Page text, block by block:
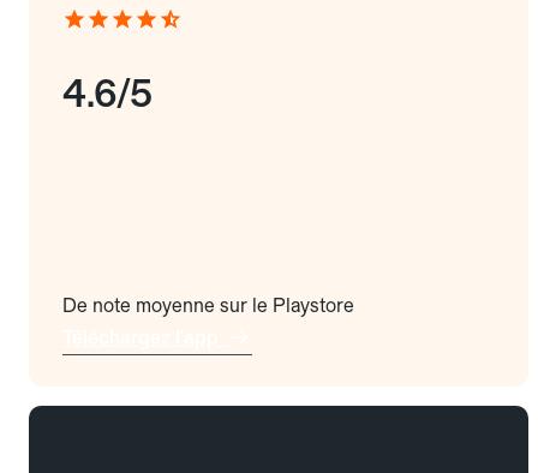
4.6/5
De note moyenne sur le Playstore